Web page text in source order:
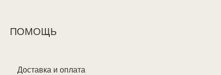
ПОМОЩЬ
Доставка и оплата